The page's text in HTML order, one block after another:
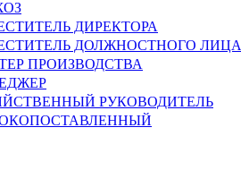
ДИРЕКТОРА
ДОЛЖНОСТНОГО ЛИЦА
ПРОИЗВОДСТВА
РУКОВОДИТЕЛЬ